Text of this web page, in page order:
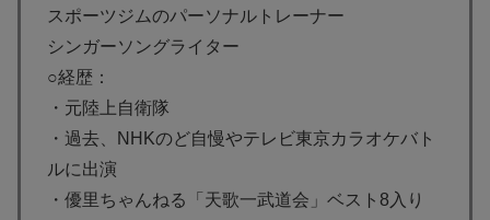
スポーツジムのパーソナルトレーナー
シンガーソングライター
○経歴：
・元陸上自衛隊
・過去、NHKのど自慢やテレビ東京カラオケバト
ルに出演
・優里ちゃんねる「天歌一武道会」ベスト8入り